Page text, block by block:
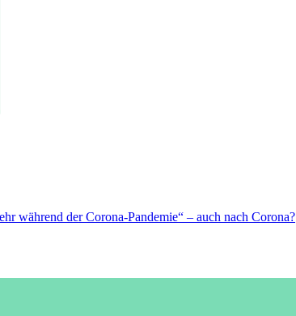
während der Corona-Pandemie“ – auch nach Corona?